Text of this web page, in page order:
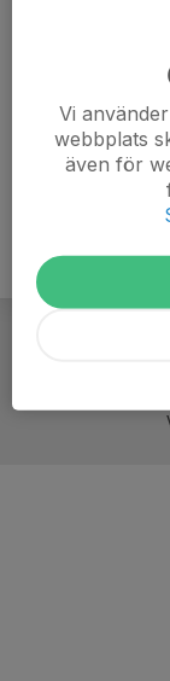
Vi
webbplats
även för